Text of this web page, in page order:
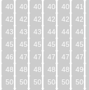
405 406 407 408 409 410
421 422 423 424 425 426
437 438 439 440 441 442
453 454 455 456 457 458
469 470 471 472 473 474
485 486 487 488 489 490
501 502 503 504 505 506